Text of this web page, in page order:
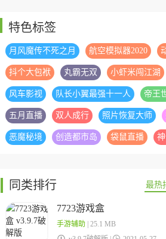
特色标签
月风魔传不死之月 航空模拟器2020
抖个大包袱 丸霸无双 小虾米闯江湖
风车影视 队长小翼最强十一人 帝王
五月直播 双人成行 照片恢复大师
恶魔秘境 创造都市岛 袋鼠直播
同类排行 最热
7723游戏盒
手游辅助| 25.1 MB